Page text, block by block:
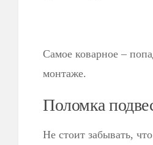
Самое коварное –
монтаже.
Поломка
Не стоит забывать,